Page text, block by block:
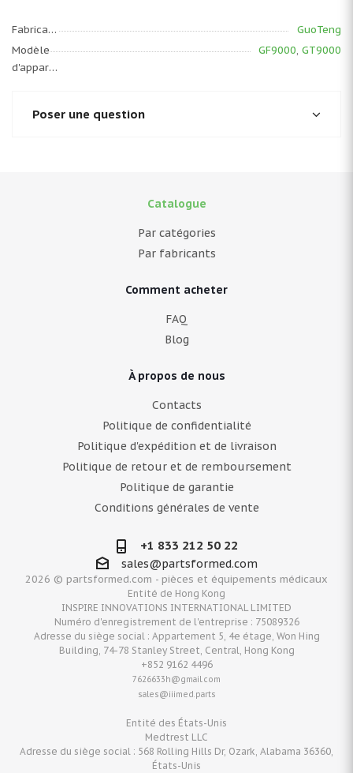
Fabricant
GuoTeng
Modèle
d'appareil
GF9000, GT9000
Poser une question
2026 © partsformed.com - pièces et équipements médicaux
Entité de Hong Kong
INSPIRE INNOVATIONS INTERNATIONAL LIMITED
Numéro d'enregistrement de l'entreprise : 75089326
Adresse du siège social : Appartement 5, 4e étage, Won Hing
Building, 74-78 Stanley Street, Central, Hong Kong
+852 9162 4496
7626633h@gmail.com
sales@iiimed.parts
Entité des États-Unis
Medtrest LLC
Adresse du siège social : 568 Rolling Hills Dr, Ozark, Alabama 36360,
États-Unis
Catalogue
Par catégories
Par fabricants
Comment acheter
FAQ
Blog
À propos de nous
Contacts
Politique de confidentialité
Politique d'expédition et de livraison
Politique de retour et de remboursement
Politique de garantie
Conditions générales de vente
+1 833 212 50 22
sales@partsformed.com